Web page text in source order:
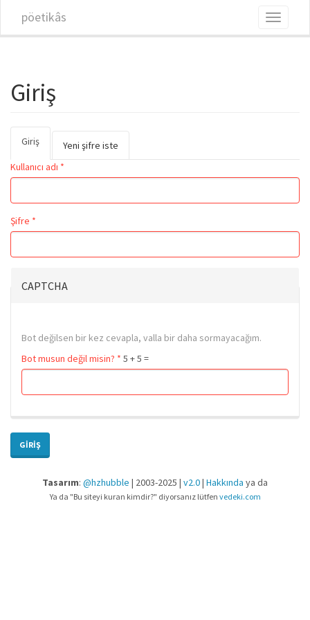
pöetikâs
Toggle
Giriş
Birincil sekmeler
Giriş
Yeni şifre iste
Kullanıcı adı *
Şifre *
CAPTCHA
Bot değilsen bir kez cevapla, valla bir daha sormayacağım.
Bot musun değil misin? * 5 + 5 =
GIRIŞ
Tasarım: @hzhubble | 2003-2025 | v2.0| Hakkında ya da
Ya da "Bu siteyi kuran kimdir?" diyorsanız lütfen vedeki.com